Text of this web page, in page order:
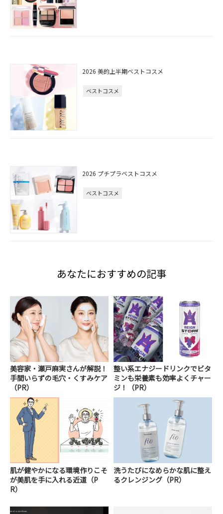
2026 美的上半期ベストコスメ
ベストコスメ
2026 プチプラベストコスメ
ベストコスメ
あなたにおすすめの記事
美容家・瀬戸麻実さんが解説！
手間いらずの毛穴・くすみケア
（PR）
整い系エナジードリンクでビタ
ミンも栄養素も効率よくチャー
ジ！（PR）
肌が健やかになる環境作りこそ
が美肌を手に入れる近道（P
R）
洗うたびになめらかな肌に整え
るクレンジング（PR）